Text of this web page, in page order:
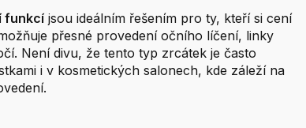
funkcí jsou ideálním řešením pro ty, kteří si cení
přesné provedení očního líčení, linky
Není divu, že tento typ zrcátek je často
i v kosmetických salonech, kde záleží na